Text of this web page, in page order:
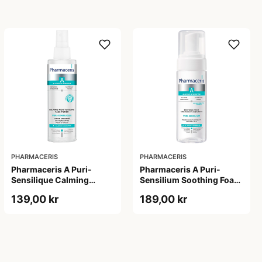
PHARMACERIS
Pharmaceris A Puri-
Sensilique Calming
(200 ml)
139,00 kr
PHARMACERIS
Pharmaceris A Puri-
Sensilium Soothing Foam
(150 ml)
189,00 kr